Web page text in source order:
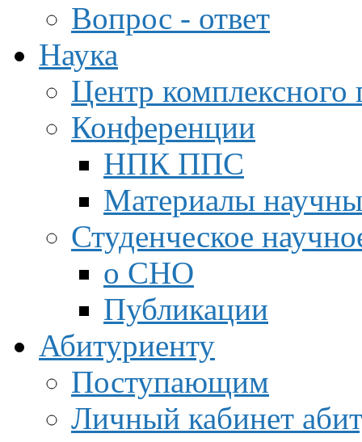
Вопрос - ответ
Наука
Центр
Конференции
НПК ППС
Материалы
Студенческое
о СНО
Публикации
Абитуриенту
Поступающим
Личный кабинет